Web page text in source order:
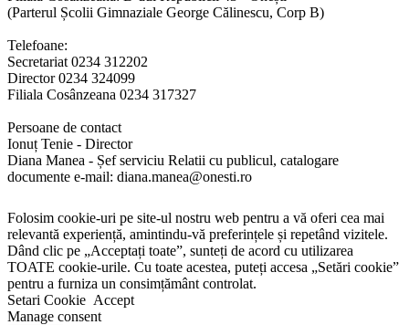
(Parterul Școlii Gimnaziale George Călinescu, Corp B)
Telefoane:
Secretariat 0234 312202
Director 0234 324099
Filiala Cosânzeana 0234 317327
Persoane de contact
Ionuț Tenie - Director
Diana Manea - Șef serviciu Relatii cu publicul, catalogare
documente e-mail: diana.manea@onesti.ro
Folosim cookie-uri pe site-ul nostru web pentru a vă oferi cea mai
relevantă experiență, amintindu-vă preferințele și repetând vizitele.
Dând clic pe „Acceptați toate”, sunteți de acord cu utilizarea
TOATE cookie-urile. Cu toate acestea, puteți accesa „Setări cookie”
pentru a furniza un consimțământ controlat.
Setari Cookie Accept
Manage consent